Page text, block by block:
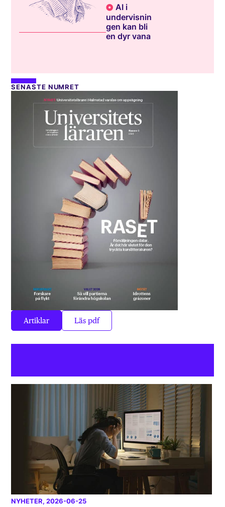
AI i
undervisnin
gen kan bli
en dyr vana
SENASTE NUMRET
Artiklar Läs pdf
NYHETER, 2026-06-25